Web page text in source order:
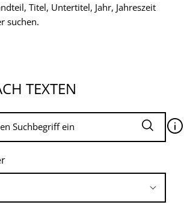
Titel, Untertitel, Jahr, Jahreszeit
suchen.
TEXTEN
🛈